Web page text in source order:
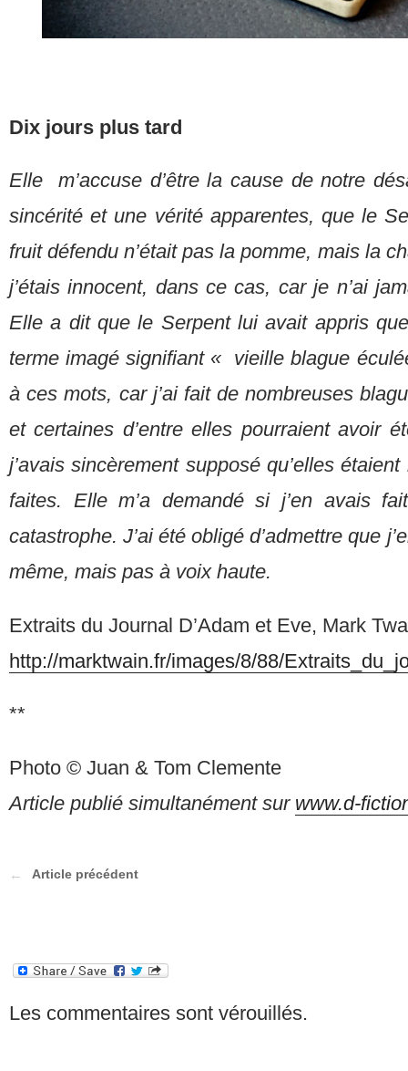
Dix jours plus tard
Elle m’accuse d’être la cause de notre
sincérité et une vérité apparentes, que le
fruit défendu n’était pas la pomme, mais la
j’étais innocent, dans ce cas, car je n’ai
Elle a dit que le Serpent lui avait appris
terme imagé signifiant « vieille blague
à ces mots, car j’ai fait de nombreuses
et certaines d’entre elles pourraient avoir
j’avais sincèrement supposé qu’elles
faites. Elle m’a demandé si j’en avais
catastrophe. J’ai été obligé d’admettre que
même, mais pas à voix haute.
Extraits du Journal D’Adam et Eve, Mark
http://marktwain.fr/images/8/88/
**
Photo © Juan & Tom Clemente
Article publié simultanément sur www.d-
Article précédent
Les commentaires sont vérouillés.